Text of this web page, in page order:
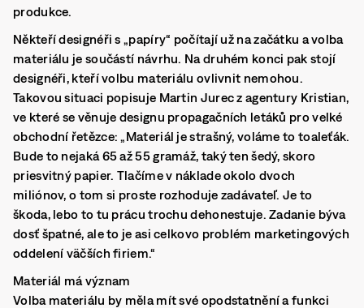
produkce.
Někteří designéři s „papíry“ počítají už na začátku a volba
materiálu je součástí návrhu. Na druhém konci pak stojí
designéři, kteří volbu materiálu ovlivnit nemohou.
Takovou situaci popisuje Martin Jurec z agentury Kristian,
ve které se věnuje designu propagačních letáků pro velké
obchodní řetězce: „Materiál je strašný, voláme to toaleťák.
Bude to nejaká 65 až 55 gramáž, taký ten šedý, skoro
priesvitný papier. Tlačíme v náklade okolo dvoch
miliónov, o tom si proste rozhoduje zadávateľ. Je to
škoda, lebo to tu prácu trochu dehonestuje. Zadanie býva
dosť špatné, ale to je asi celkovo problém marketingových
oddelení väčších firiem.“
Materiál má význam
Volba materiálu by měla mít své opodstatnění a funkci